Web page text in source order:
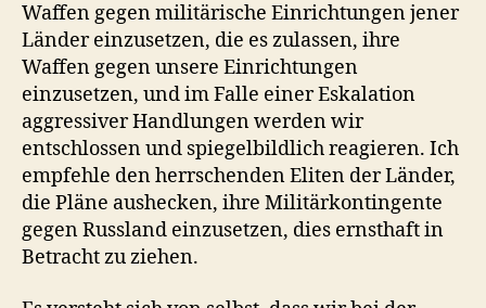
Waffen gegen militärische Einrichtungen jener
Länder einzusetzen, die es zulassen, ihre
Waffen gegen unsere Einrichtungen
einzusetzen, und im Falle einer Eskalation
aggressiver Handlungen werden wir
entschlossen und spiegelbildlich reagieren. Ich
empfehle den herrschenden Eliten der Länder,
die Pläne aushecken, ihre Militärkontingente
gegen Russland einzusetzen, dies ernsthaft in
Betracht zu ziehen.